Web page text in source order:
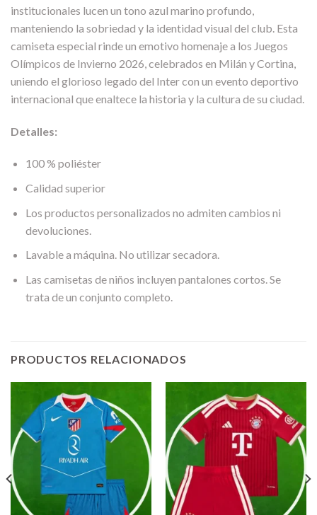
institucionales lucen un tono azul marino profundo,
manteniendo la sobriedad y la identidad visual del club. Esta
camiseta especial rinde un emotivo homenaje a los Juegos
Olímpicos de Invierno 2026, celebrados en Milán y Cortina,
uniendo el glorioso legado del Inter con un evento deportivo
internacional que enaltece la historia y la cultura de su ciudad.
Detalles:
100 % poliéster
Calidad superior
Los productos personalizados no admiten cambios ni
devoluciones.
Lavable a máquina. No utilizar secadora.
Las camisetas de niños incluyen pantalones cortos. Se
trata de un conjunto completo.
PRODUCTOS RELACIONADOS